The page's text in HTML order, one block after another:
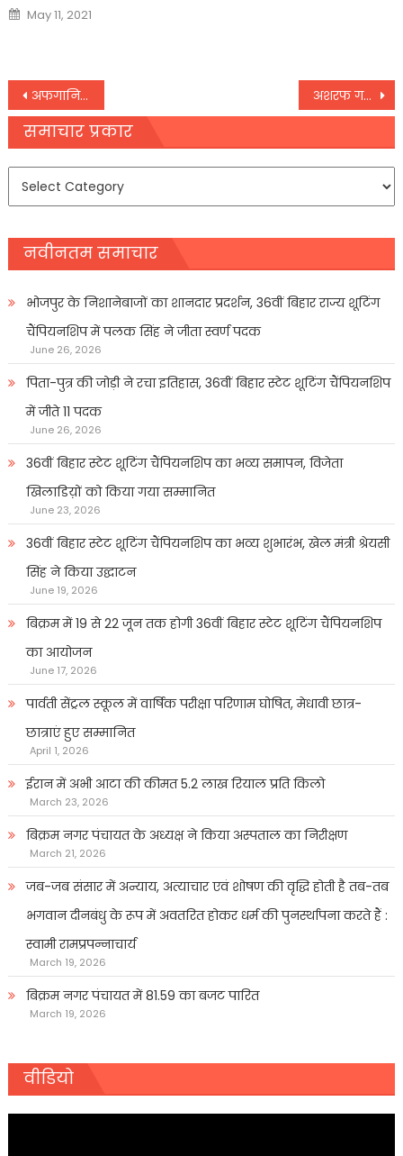
Posted
on
May 11, 2021
Post
navigation
अफगानिस्तान में पाक का रणनीतिक हित भारतीय प्रभाव का मुकाबला करना है : US विदेश मंत्रालय अशरफ गनी ने छोड़ा अफगानिस्तान, अब उनके भाई हशमत ने ज्वाइन किया तालिबान!
समाचार प्रकार
नवीनतम समाचार
भोजपुर के निशानेबाजों का शानदार प्रदर्शन, 36वीं बिहार राज्य शूटिंग
चैंपियनशिप में पलक सिंह ने जीता स्वर्ण पदक
June 26, 2026
पिता-पुत्र की जोड़ी ने रचा इतिहास, 36वीं बिहार स्टेट शूटिंग चैंपियनशिप
में जीते 11 पदक
June 26, 2026
36वीं बिहार स्टेट शूटिंग चैंपियनशिप का भव्य समापन, विजेता
खिलाडिय़ों को किया गया सम्मानित
June 23, 2026
36वीं बिहार स्टेट शूटिंग चैंपियनशिप का भव्य शुभारंभ, खेल मंत्री श्रेयसी
सिंह ने किया उद्घाटन
June 19, 2026
बिक्रम में 19 से 22 जून तक होगी 36वीं बिहार स्टेट शूटिंग चैंपियनशिप
का आयोजन
June 17, 2026
पार्वती सेंट्रल स्कूल में वार्षिक परीक्षा परिणाम घोषित, मेधावी छात्र-
छात्राएं हुए सम्मानित
April 1, 2026
ईरान में अभी आटा की कीमत 5.2 लाख रियाल प्रति किलो
March 23, 2026
बिक्रम नगर पंचायत के अध्यक्ष ने किया अस्पताल का निरीक्षण
March 21, 2026
जब-जब संसार में अन्याय, अत्याचार एवं शोषण की वृद्धि होती है तब-तब
भगवान दीनबंधु के रूप में अवतरित होकर धर्म की पुनर्स्थापना करते हैं :
स्वामी रामप्रपन्नाचार्य
March 19, 2026
बिक्रम नगर पंचायत में 81.59 का बजट पारित
March 19, 2026
वीडियो